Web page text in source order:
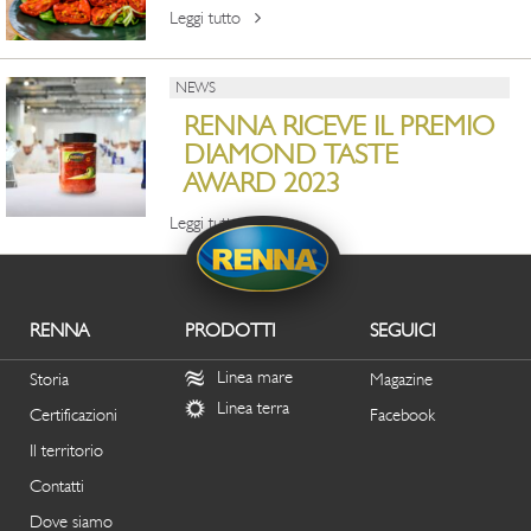
Leggi tutto
NEWS
RENNA RICEVE IL PREMIO
DIAMOND TASTE
AWARD 2023
Leggi tutto
RENNA
Storia
Certificazioni
Il territorio
Contatti
Dove siamo
PRODOTTI
Linea mare
Linea terra
SEGUICI
Magazine
Facebook